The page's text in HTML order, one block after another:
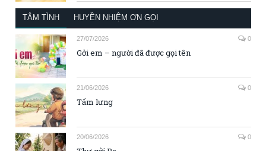
TÂM TÌNH HUYỀN NHIỆM ƠN GỌI
27/07/2026 0
Gởi em – người đã được gọi tên
21/06/2026 0
Tấm lưng
20/06/2026 0